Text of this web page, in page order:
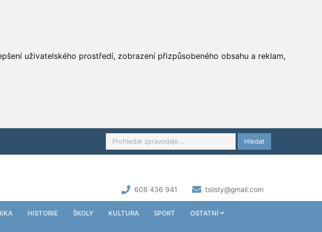
uživatelského prostředí, zobrazení přizpůsobeného obsahu a reklam,
Hledat
608 436 941 tslisty@gmail.com
HISTORIE ŠKOLY KULTURA SPORT OSTATNÍ